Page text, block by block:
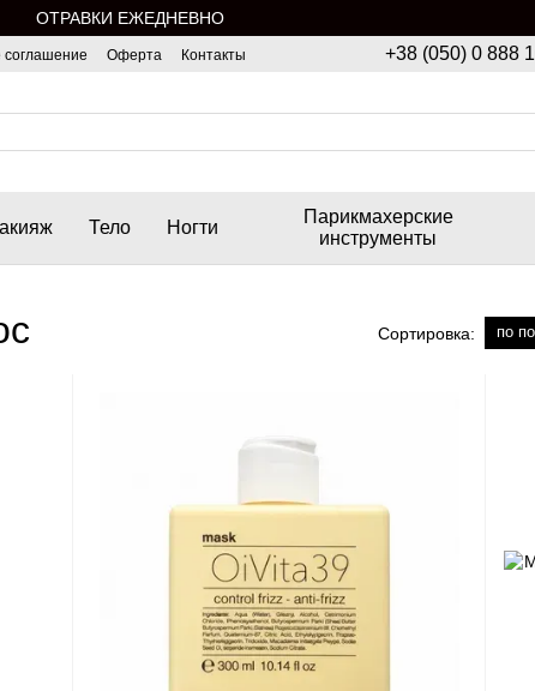
ОТРАВКИ ЕЖЕДНЕВНО
соглашение Оферта Контакты +38 (050) 0 888
Тело Ногти
Парикмахерские
инструменты
Сортировка: по